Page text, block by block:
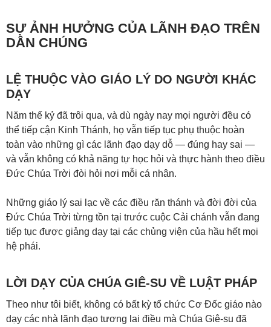
SỰ ẢNH HƯỞNG CỦA LÃNH ĐẠO TRÊN
DÂN CHÚNG
LỆ THUỘC VÀO GIÁO LÝ DO NGƯỜI KHÁC
DẠY
Năm thế kỷ đã trôi qua, và dù ngày nay mọi người đều có
thể tiếp cận Kinh Thánh, họ vẫn tiếp tục phụ thuộc hoàn
toàn vào những gì các lãnh đạo dạy dỗ — đúng hay sai —
và vẫn không có khả năng tự học hỏi và thực hành theo điều
Đức Chúa Trời đòi hỏi nơi mỗi cá nhân.
Những giáo lý sai lạc về các điều răn thánh và đời đời của
Đức Chúa Trời từng tồn tại trước cuộc Cải chánh vẫn đang
tiếp tục được giảng dạy tại các chủng viện của hầu hết mọi
hệ phái.
LỜI DẠY CỦA CHÚA GIÊ-SU VỀ LUẬT PHÁP
Theo như tôi biết, không có bất kỳ tổ chức Cơ Đốc giáo nào
dạy các nhà lãnh đạo tương lai điều mà Chúa Giê-su đã